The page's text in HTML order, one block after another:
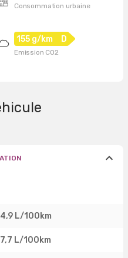
Consommation urbaine
155 g/km D
Emission CO2
4,9 L/100km
7,7 L/100km